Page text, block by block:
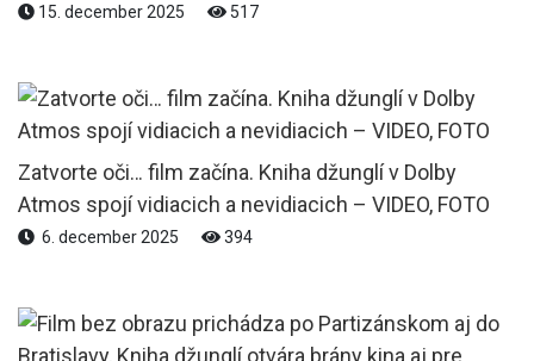
15. december 2025 517
Zatvorte oči… film začína. Kniha džunglí v Dolby
Atmos spojí vidiacich a nevidiacich – VIDEO, FOTO
6. december 2025 394